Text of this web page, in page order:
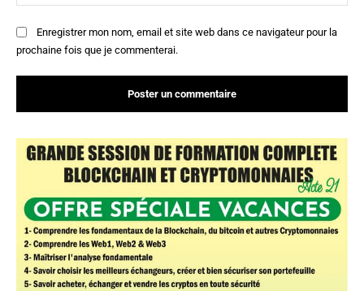
Enregistrer mon nom, email et site web dans ce navigateur pour la
prochaine fois que je commenterai.